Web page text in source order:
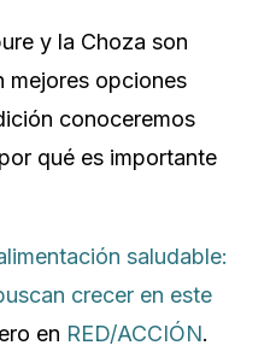
y la Choza son
mejores opciones
conoceremos
qué es importante
saludable:
crecer en este
en RED/ACCIÓN.